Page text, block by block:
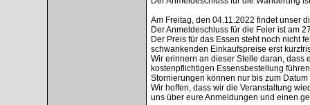
Am Freitag, den 04.11.2022 findet unser
Der Anmeldeschluss für die Feier ist am
Der Preis für das Essen steht noch nicht
schwankenden Einkaufspreise erst
Wir erinnern an dieser Stelle daran, dass
kostenpflichtigen Essensbestellung
Stornierungen können nur bis zum
Wir hoffen, dass wir die Veranstaltung
uns über eure Anmeldungen und einen